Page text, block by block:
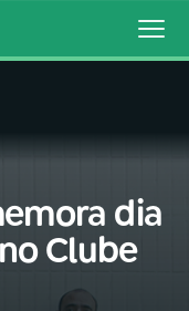
dia
Clube